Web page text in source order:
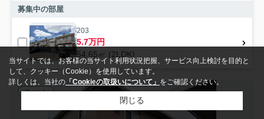
募集中の部屋
203
5.7万円
54.65㎡ (2LDK)
アパート
当サイトでは、お客様の当サイト利用状況把握、サービス向上検討を目的と
して、クッキー（Cookie）を使用しています。
詳しくは、当社の 「Cookieの取扱いについて」 をご確認ください。
閉じる